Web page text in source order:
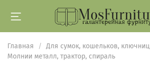
Главная
Для сумок, кошельков, ключниц
Молнии металл, трактор, спираль